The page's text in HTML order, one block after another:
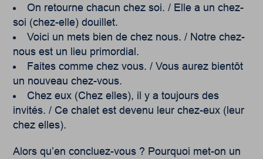
On retourne chacun chez soi. / Elle a un chez-
soi (chez-elle) douillet.
Voici un mets bien de chez nous. / Notre chez-
nous est un lieu primordial.
Faites comme chez vous. / Vous aurez bientôt
un nouveau chez-vous.
Chez eux (Chez elles), il y a toujours des
invités. / Ce chalet est devenu leur chez-eux (leur
chez elles).
Alors qu’en concluez-vous ? Pourquoi met-on un